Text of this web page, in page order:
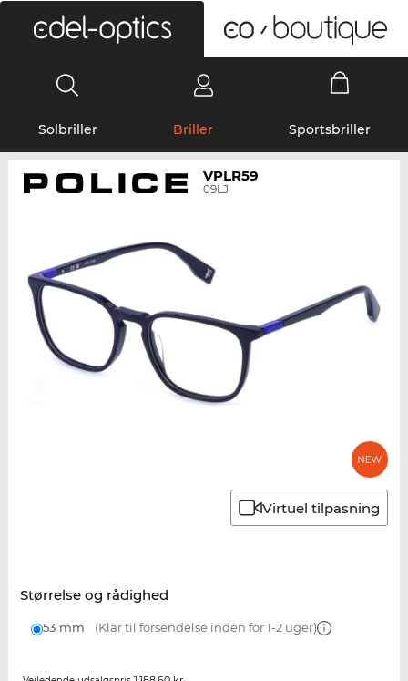
Solbriller Briller Sportsbriller
VPLR59
09LJ
Virtuel tilpasning
Størrelse og rådighed
53 mm (Klar til forsendelse inden for 1-2 uger)